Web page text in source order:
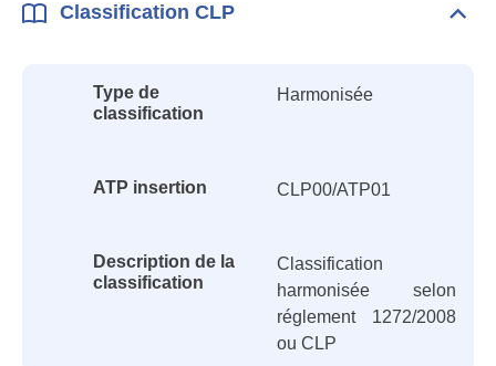
Classification CLP
Type de
classification
Harmonisée
ATP insertion CLP00/ATP01
Description de la
classification
Classification
harmonisée selon
réglement 1272/2008
ou CLP